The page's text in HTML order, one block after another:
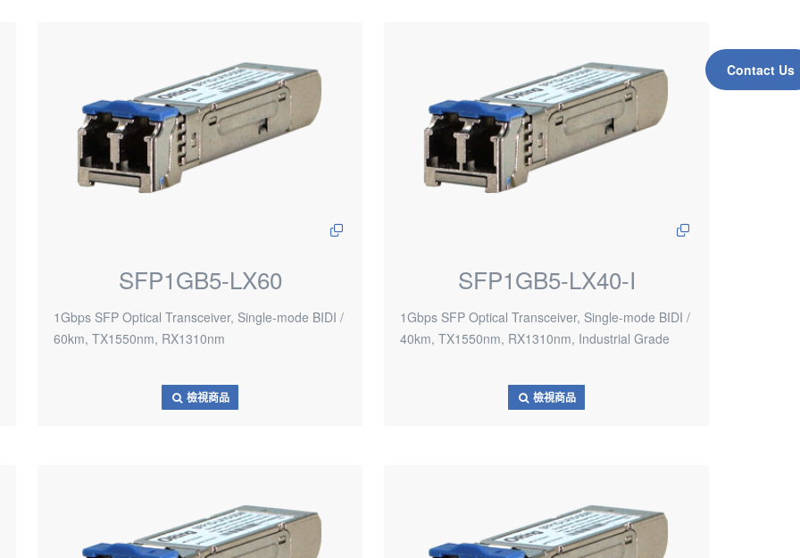
Contact Us
SFP1GB5-LX60
1Gbps SFP Optical Transceiver, Single-mode BIDI /
60km, TX1550nm, RX1310nm
檢視商品
SFP1GB5-LX40-I
1Gbps SFP Optical Transceiver, Single-mode BIDI /
40km, TX1550nm, RX1310nm, Industrial Grade
檢視商品